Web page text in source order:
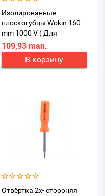
Изолированные
плоскогубцы Wokin 160
mm 1000 V ( Для
электрики ) 560326
109,93 man.
В корзину
Отвёртка 2х- стороняя